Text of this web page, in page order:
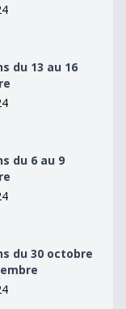
du 13 au 16
du 6 au 9
du 30 octobre